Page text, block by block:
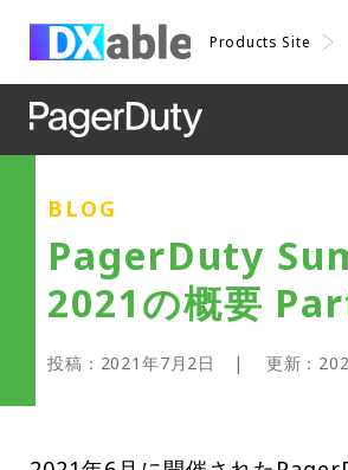
Products Site
BLOG
PagerDuty
2021の概要
投稿： 2021年7月2日 | 更新：